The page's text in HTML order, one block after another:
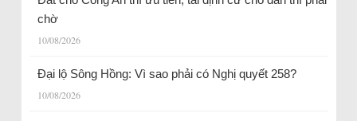
chờ
10/08/2026
Đại lộ Sông Hồng: Vì sao phải có Nghị quyết 258?
10/08/2026